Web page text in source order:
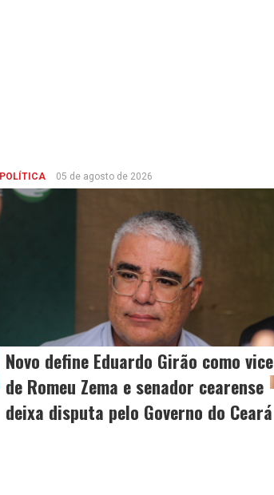
POLÍTICA 05 de agosto de 2026
Novo define Eduardo Girão como vice
de Romeu Zema e senador cearense
deixa disputa pelo Governo do Ceará